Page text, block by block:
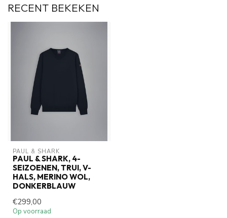
RECENT BEKEKEN
PAUL & SHARK
PAUL & SHARK, 4-
SEIZOENEN, TRUI, V-
HALS, MERINO WOL,
DONKERBLAUW
€299,00
Op voorraad